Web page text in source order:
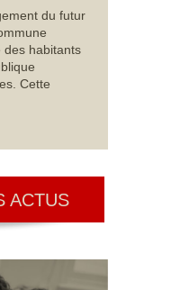
du futur
des habitants
Cette
ACTUS